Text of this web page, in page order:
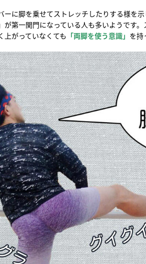
ーに脚を乗せてストレッチしたりする様を
が第一関門になっている人も多いようです
上がっていなくても 「両脚を使う意識」 を持